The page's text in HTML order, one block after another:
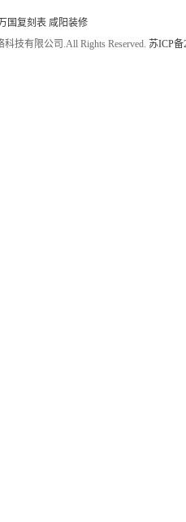
国复刻表 咸阳装修
技有限公司.All Rights Reserved. 苏ICP备